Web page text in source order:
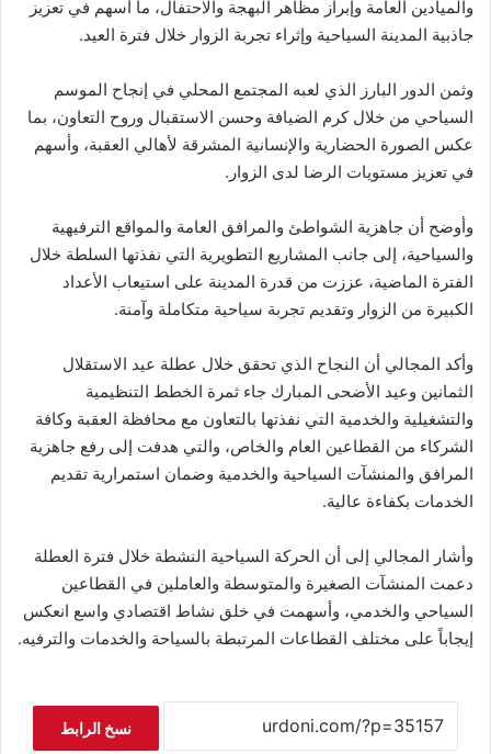
والميادين العامة وإبراز مظاهر البهجة والاحتفال، ما أسهم في تعزيز
جاذبية المدينة السياحية وإثراء تجربة الزوار خلال فترة العيد.
وثمن الدور البارز الذي لعبه المجتمع المحلي في إنجاح الموسم
السياحي من خلال كرم الضيافة وحسن الاستقبال وروح التعاون، بما
عكس الصورة الحضارية والإنسانية المشرقة لأهالي العقبة، وأسهم
في تعزيز مستويات الرضا لدى الزوار.
وأوضح أن جاهزية الشواطئ والمرافق العامة والمواقع الترفيهية
والسياحية، إلى جانب المشاريع التطويرية التي نفذتها السلطة خلال
الفترة الماضية، عززت من قدرة المدينة على استيعاب الأعداد
الكبيرة من الزوار وتقديم تجربة سياحية متكاملة وآمنة.
وأكد المجالي أن النجاح الذي تحقق خلال عطلة عيد الاستقلال
الثمانين وعيد الأضحى المبارك جاء ثمرة الخطط التنظيمية
والتشغيلية والخدمية التي نفذتها بالتعاون مع محافظة العقبة وكافة
الشركاء من القطاعين العام والخاص، والتي هدفت إلى رفع جاهزية
المرافق والمنشآت السياحية والخدمية وضمان استمرارية تقديم
الخدمات بكفاءة عالية.
وأشار المجالي إلى أن الحركة السياحية النشطة خلال فترة العطلة
دعمت المنشآت الصغيرة والمتوسطة والعاملين في القطاعين
السياحي والخدمي، وأسهمت في خلق نشاط اقتصادي واسع انعكس
إيجاباً على مختلف القطاعات المرتبطة بالسياحة والخدمات والترفيه.
نسخ الرابط